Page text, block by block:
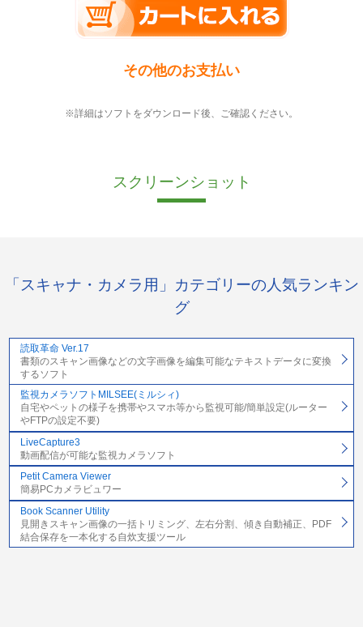
その他のお支払い
※詳細はソフトをダウンロード後、ご確認ください。
スクリーンショット
「スキャナ・カメラ用」カテゴリーの人気ランキン
グ
読取革命 Ver.17
書類のスキャン画像などの文字画像を編集可能なテキストデータに変換
するソフト
監視カメラソフトMILSEE(ミルシィ)
自宅やペットの様子を携帯やスマホ等から監視可能/簡単設定(ルーター
やFTPの設定不要)
LiveCapture3
動画配信が可能な監視カメラソフト
Petit Camera Viewer
簡易PCカメラビュワー
Book Scanner Utility
見開きスキャン画像の一括トリミング、左右分割、傾き自動補正、PDF
結合保存を一本化する自炊支援ツール